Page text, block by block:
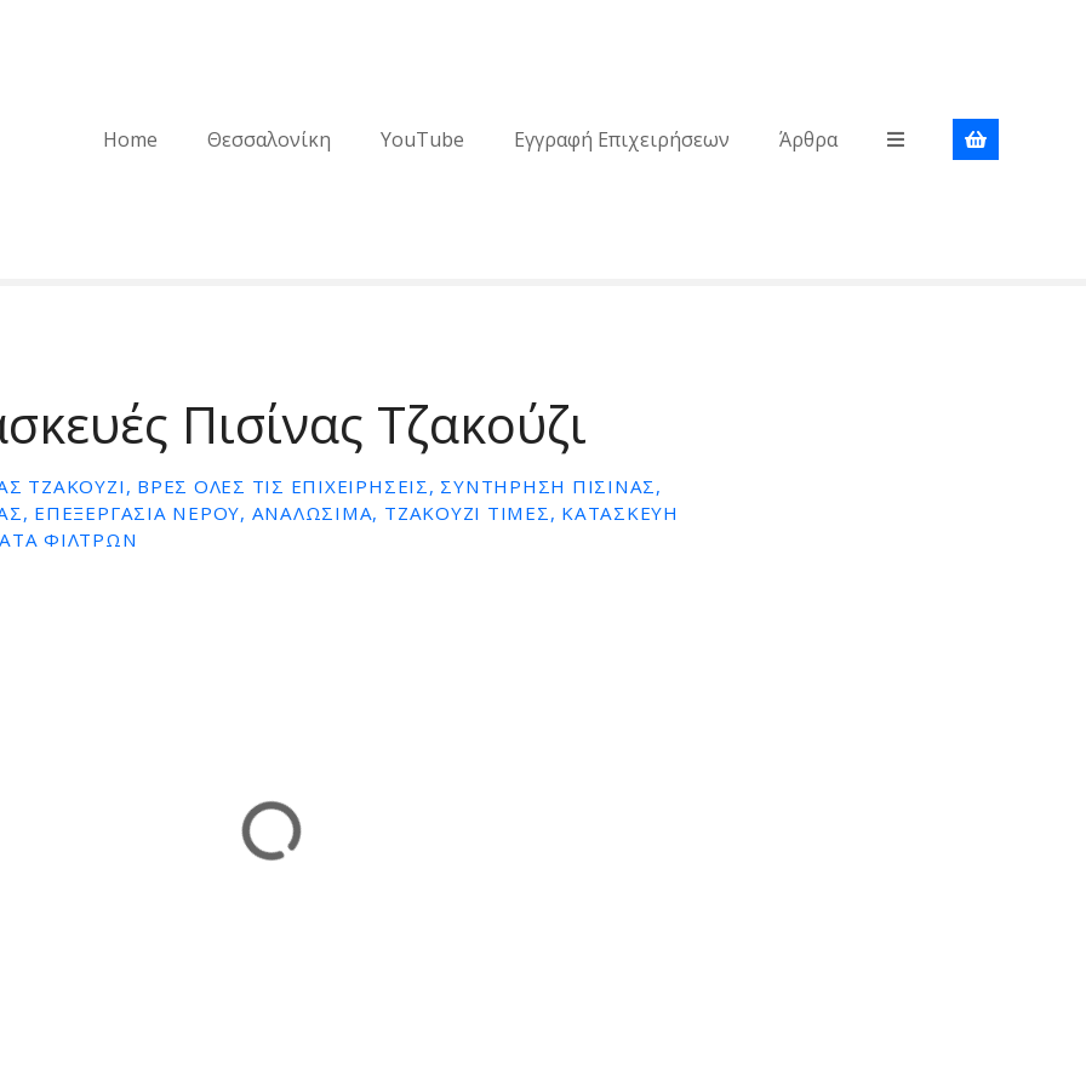
Home Θεσσαλονίκη YouTube Εγγραφή Επιχειρήσεων Άρθρα
Πισίνας Τζακούζι
ΤΖΑΚΟΎΖΙ, ΒΡΕΣ ΌΛΕΣ ΤΙΣ ΕΠΙΧΕΙΡΉΣΕΙΣ, ΣΥΝΤΗΡΗΣΗ ΠΙΣΙΝΑΣ,
ΕΠΕΞΕΡΓΑΣΙΑ ΝΕΡΟΥ, ΑΝΑΛΩΣΙΜΑ, ΤΖΑΚΟΥΖΙ ΤΙΜΕΣ, ΚΑΤΑΣΚΕΥΗ
ΦΙΛΤΡΩΝ